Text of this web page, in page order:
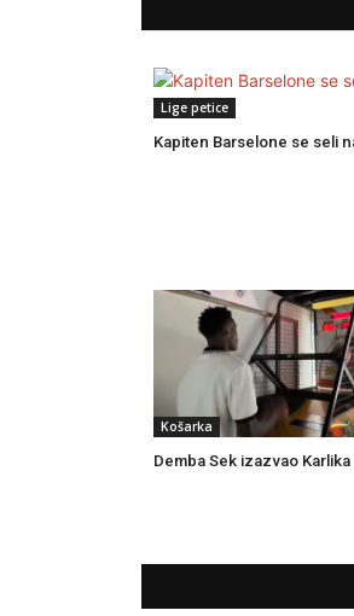
Lige petice
Kapiten Barselone se seli
Košarka
Demba Sek izazvao